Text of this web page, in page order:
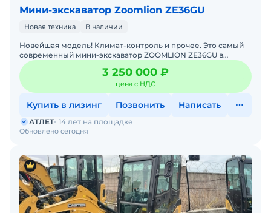
Мини-экскаватор Zoomlion ZE36GU
Новая техника В наличии
Новейшая модель! Климат-контроль и прочее. Это самый
современный мини-экскаватор ZOOMLION ZE36GU в
категории до 4 тонн!Непревзойдённая плавность
операций как у
3 250 000 ₽
цена с НДС
Купить в лизинг Позвонить Написать
Обновлено сегодня
АТЛЕТ 14 лет на площадке